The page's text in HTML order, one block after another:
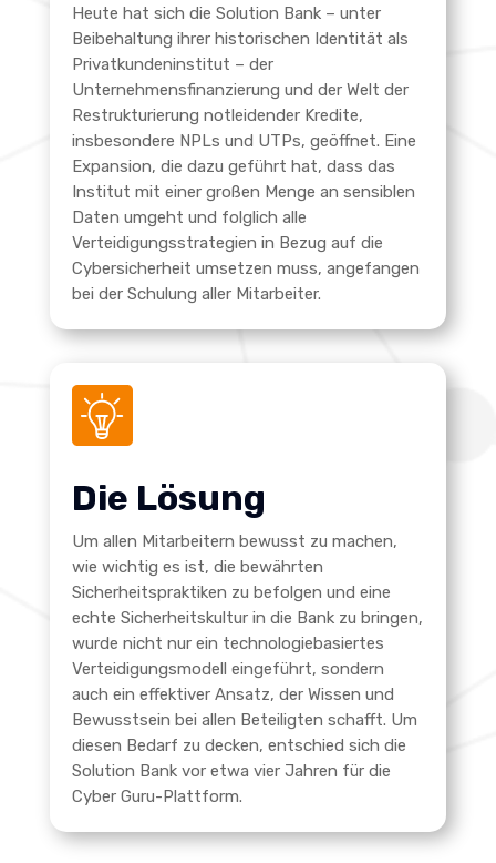
Heute hat sich die Solution Bank – unter
Beibehaltung ihrer historischen Identität als
Privatkundeninstitut – der
Unternehmensfinanzierung und der Welt der
Restrukturierung notleidender Kredite,
insbesondere NPLs und UTPs, geöffnet. Eine
Expansion, die dazu geführt hat, dass das
Institut mit einer großen Menge an sensiblen
Daten umgeht und folglich alle
Verteidigungsstrategien in Bezug auf die
Cybersicherheit umsetzen muss, angefangen
bei der Schulung aller Mitarbeiter.
Die Lösung
Um allen Mitarbeitern bewusst zu machen,
wie wichtig es ist, die bewährten
Sicherheitspraktiken zu befolgen und eine
echte Sicherheitskultur in die Bank zu bringen,
wurde nicht nur ein technologiebasiertes
Verteidigungsmodell eingeführt, sondern
auch ein effektiver Ansatz, der Wissen und
Bewusstsein bei allen Beteiligten schafft. Um
diesen Bedarf zu decken, entschied sich die
Solution Bank vor etwa vier Jahren für die
Cyber Guru-Plattform.